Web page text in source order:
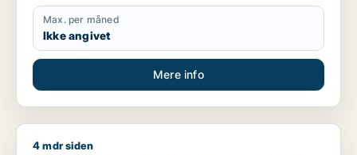
Max. per måned
Ikke angivet
Mere info
Christian søger kontor, lager, værksted eller erhvervsgrund
4 mdr siden